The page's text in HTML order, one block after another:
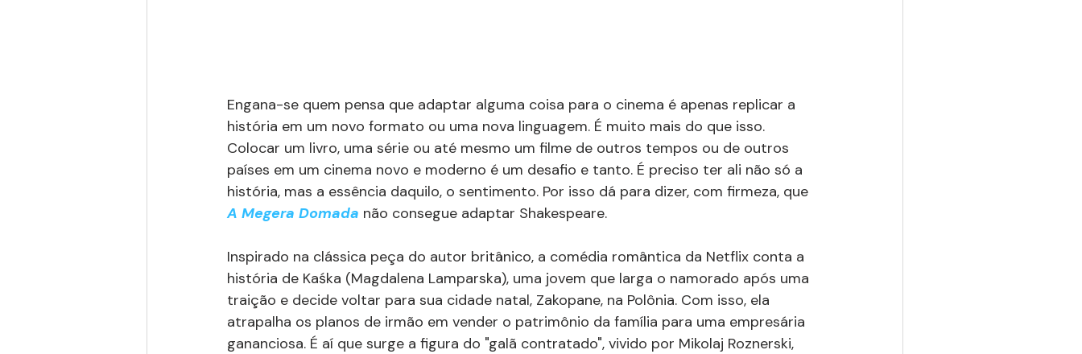
Engana-se quem pensa que adaptar alguma coisa para o cinema é apenas replicar a
história em um novo formato ou uma nova linguagem. É muito mais do que isso.
Colocar um livro, uma série ou até mesmo um filme de outros tempos ou de outros
países em um cinema novo e moderno é um desafio e tanto. É preciso ter ali não só a
história, mas a essência daquilo, o sentimento. Por isso dá para dizer, com firmeza, que
A Megera Domada não consegue adaptar Shakespeare.
Inspirado na clássica peça do autor britânico, a comédia romântica da Netflix conta a
história de Kaśka (Magdalena Lamparska), uma jovem que larga o namorado após uma
traição e decide voltar para sua cidade natal, Zakopane, na Polônia. Com isso, ela
atrapalha os planos de irmão em vender o patrimônio da família para uma empresária
gananciosa. É aí que surge a figura do "galã contratado", vivido por Mikolaj Roznerski,